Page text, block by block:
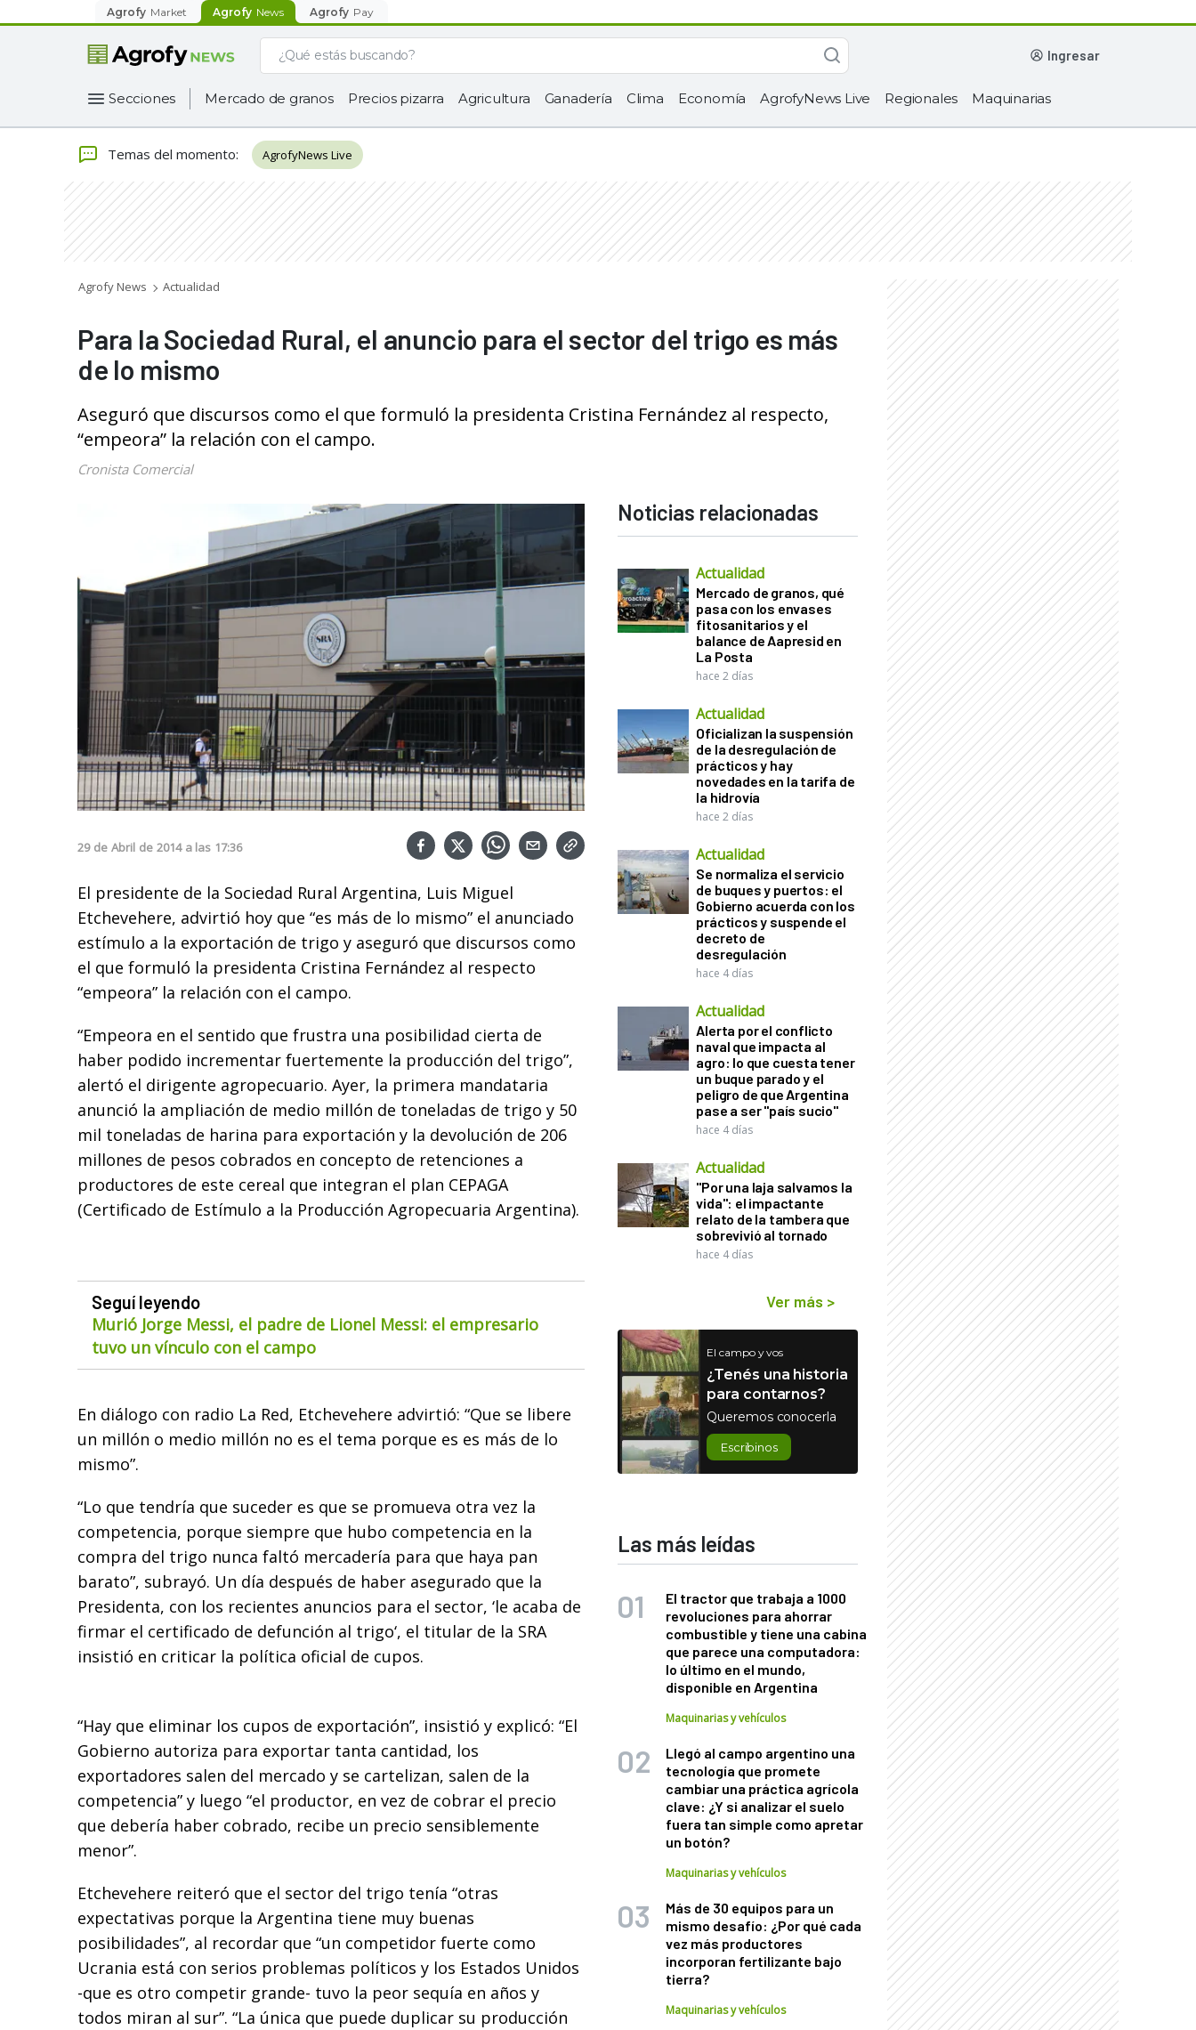
Agrofy Market Agrofy News Agrofy Pay
ingresar
Secciones Mercado de granos Precios pizarra Agricultura Ganadería Clima Economía AgrofyNews Live Regionales Maquinarias
Temas del momento: AgrofyNews Live
Agrofy News Actualidad
Para la Sociedad Rural, el anuncio para el sector del trigo es más
de lo mismo
Aseguró que discursos como el que formuló la presidenta Cristina Fernández al respecto,
“empeora” la relación con el campo.
Cronista Comercial
29 de Abril de 2014 a las 17:36
El presidente de la Sociedad Rural Argentina, Luis Miguel
Etchevehere, advirtió hoy que “es más de lo mismo” el anunciado
estímulo a la exportación de trigo y aseguró que discursos como
el que formuló la presidenta Cristina Fernández al respecto
“empeora” la relación con el campo.
“Empeora en el sentido que frustra una posibilidad cierta de
haber podido incrementar fuertemente la producción del trigo”,
alertó el dirigente agropecuario. Ayer, la primera mandataria
anunció la ampliación de medio millón de toneladas de trigo y 50
mil toneladas de harina para exportación y la devolución de 206
millones de pesos cobrados en concepto de retenciones a
productores de este cereal que integran el plan CEPAGA
(Certificado de Estímulo a la Producción Agropecuaria Argentina).
Seguí leyendo
Murió Jorge Messi, el padre de Lionel Messi: el empresario
tuvo un vínculo con el campo
En diálogo con radio La Red, Etchevehere advirtió: “Que se libere
un millón o medio millón no es el tema porque es es más de lo
mismo”.
“Lo que tendría que suceder es que se promueva otra vez la
competencia, porque siempre que hubo competencia en la
compra del trigo nunca faltó mercadería para que haya pan
barato”, subrayó. Un día después de haber asegurado que la
Presidenta, con los recientes anuncios para el sector, ‘le acaba de
firmar el certificado de defunción al trigo‘, el titular de la SRA
insistió en criticar la política oficial de cupos.
“Hay que eliminar los cupos de exportación”, insistió y explicó: “El
Gobierno autoriza para exportar tanta cantidad, los
exportadores salen del mercado y se cartelizan, salen de la
competencia” y luego “el productor, en vez de cobrar el precio
que debería haber cobrado, recibe un precio sensiblemente
menor”.
Etchevehere reiteró que el sector del trigo tenía “otras
expectativas porque la Argentina tiene muy buenas
posibilidades”, al recordar que “un competidor fuerte como
Ucrania está con serios problemas políticos y los Estados Unidos
-que es otro competir grande- tuvo la peor sequía en años y
todos miran al sur”. “La única que puede duplicar su producción
Noticias relacionadas
Actualidad
Mercado de granos, qué
pasa con los envases
fitosanitarios y el
balance de Aapresid en
La Posta
hace 2 días
Actualidad
Oficializan la suspensión
de la desregulación de
prácticos y hay
novedades en la tarifa de
la hidrovía
hace 2 días
Actualidad
Se normaliza el servicio
de buques y puertos: el
Gobierno acuerda con los
prácticos y suspende el
decreto de
desregulación
hace 4 días
Actualidad
Alerta por el conflicto
naval que impacta al
agro: lo que cuesta tener
un buque parado y el
peligro de que Argentina
pase a ser "país sucio"
hace 4 días
Actualidad
"Por una laja salvamos la
vida": el impactante
relato de la tambera que
sobrevivió al tornado
hace 4 días
Ver más >
El campo y vos
¿Tenés una historia
para contarnos?
Queremos conocerla
Escribinos
Las más leídas
El tractor que trabaja a 1000
revoluciones para ahorrar
combustible y tiene una cabina
que parece una computadora:
lo último en el mundo,
disponible en Argentina
Maquinarias y vehículos
Llegó al campo argentino una
tecnología que promete
cambiar una práctica agrícola
clave: ¿Y si analizar el suelo
fuera tan simple como apretar
un botón?
Maquinarias y vehículos
Más de 30 equipos para un
mismo desafío: ¿Por qué cada
vez más productores
incorporan fertilizante bajo
tierra?
Maquinarias y vehículos